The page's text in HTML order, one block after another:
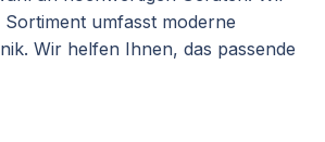
umfasst moderne
Wir helfen Ihnen, das passende